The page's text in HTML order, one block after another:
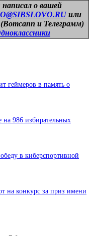
о вашей
или
(Вотсапп и Телеграмм)
геймеров в память о
на 986 избирательных
в киберспортивной
на конкурс за приз имени